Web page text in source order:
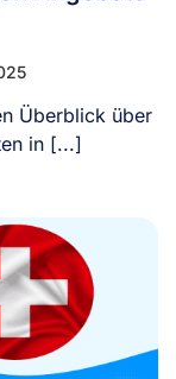
Überblick über
in [...]